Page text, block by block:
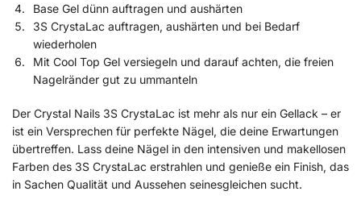
Base Gel dünn auftragen und aushärten
3S CrystaLac auftragen, aushärten und bei Bedarf
wiederholen
Mit Cool Top Gel versiegeln und darauf achten, die freien
Nagelränder gut zu ummanteln
Der Crystal Nails 3S CrystaLac ist mehr als nur ein Gellack – er
ist ein Versprechen für perfekte Nägel, die deine Erwartungen
übertreffen. Lass deine Nägel in den intensiven und makellosen
Farben des 3S CrystaLac erstrahlen und genieße ein Finish, das
in Sachen Qualität und Aussehen seinesgleichen sucht.